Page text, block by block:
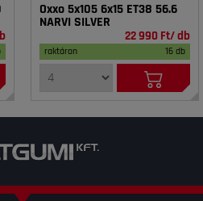
Oxxo 5x105 6x15 ET38 56.6
NARVI SILVER
22 990 Ft/ db
raktáron 16 db